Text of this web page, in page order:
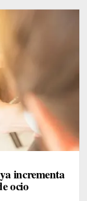
incrementa
ocio